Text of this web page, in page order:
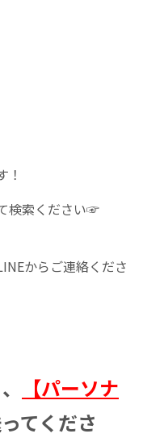
！
検索ください☞
からご連絡くださ
【パーソナ
てくださ